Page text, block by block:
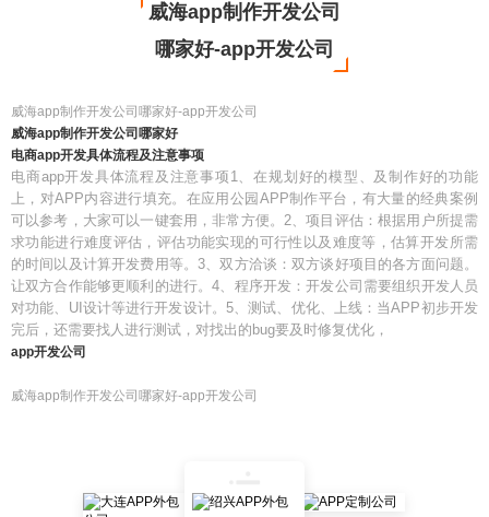
威海app制作开发公司
哪家好-app开发公司
威海app制作开发公司哪家好-app开发公司
威海app制作开发公司哪家好
电商app开发具体流程及注意事项
电商app开发具体流程及注意事项1、在规划好的模型、及制作好的功能
上，对APP内容进行填充。在应用公园APP制作平台，有大量的经典案例
可以参考，大家可以一键套用，非常方便。2、项目评估：根据用户所提需
求功能进行难度评估，评估功能实现的可行性以及难度等，估算开发所需
的时间以及计算开发费用等。3、双方洽谈：双方谈好项目的各方面问题。
让双方合作能够更顺利的进行。4、程序开发：开发公司需要组织开发人员
对功能、UI设计等进行开发设计。5、测试、优化、上线：当APP初步开发
完后，还需要找人进行测试，对找出的bug要及时修复优化，
app开发公司
威海app制作开发公司哪家好-app开发公司